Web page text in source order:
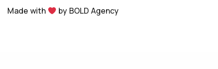
Made with by BOLD Agency